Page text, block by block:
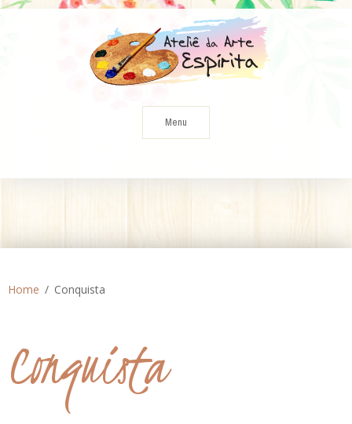
Skip
Menu
Home Conquista
Conquista